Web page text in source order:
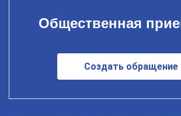
Общественная
Создать обращение